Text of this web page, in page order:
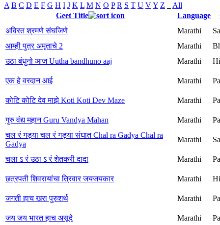
A B C D E F G H I J K L M N O P R S T U VY Z
All
Geet Title
Language
अविरत श्रमणे संघजिणे
Marathi
आम्ही पुत्र अमृताचे 2
Marathi
उठा बंधुनो आज Uutha bandhuno aaj
Marathi
एक हे वरदान आई Marathi
कोटि कोटि देव माझे Koti Koti Dev Maze Marathi
गुरु वंद्य महान Guru Vandya Mahan Marathi
चल रं गड्या चल रं गड्या संघात Chal ra Gadya Chal ra
Gadya
Marathi
चला ऽ रं उठा ऽ रं शेतकरी दादा Marathi
छत्रपती शिवरायांचा त्रिवार जयजयकार Marathi
जगती हाच खरा पुरुशर्थ Marathi
जय जय भारत हाच असूदे Marathi